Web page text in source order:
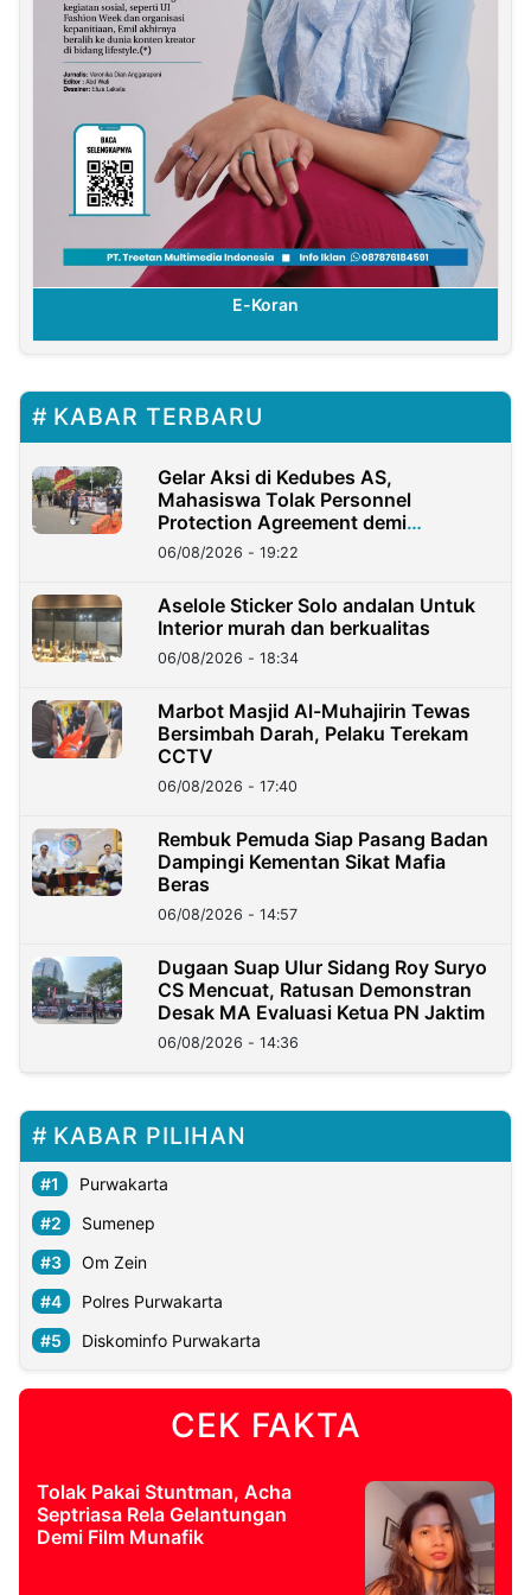
E-Koran
KABAR TERBARU
Gelar Aksi di Kedubes AS,
Mahasiswa Tolak Personnel
Protection Agreement demi
Kedaulatan Negara
06/08/2026 - 19:22
Aselole Sticker Solo andalan Untuk
Interior murah dan berkualitas
06/08/2026 - 18:34
Marbot Masjid Al-Muhajirin Tewas
Bersimbah Darah, Pelaku Terekam
CCTV
06/08/2026 - 17:40
Rembuk Pemuda Siap Pasang Badan
Dampingi Kementan Sikat Mafia
Beras
06/08/2026 - 14:57
Dugaan Suap Ulur Sidang Roy Suryo
CS Mencuat, Ratusan Demonstran
Desak MA Evaluasi Ketua PN Jaktim
06/08/2026 - 14:36
KABAR PILIHAN
Purwakarta
Sumenep
Om Zein
Polres Purwakarta
Diskominfo Purwakarta
CEK FAKTA
Tolak Pakai Stuntman, Acha
Septriasa Rela Gelantungan
Demi Film Munafik